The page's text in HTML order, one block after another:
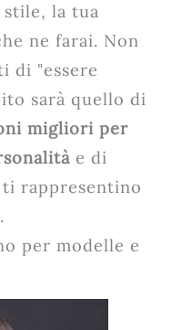
la tua
ne farai. Non
di "essere
sarà quello di
migliori per
e di
rappresentino
per modelle e